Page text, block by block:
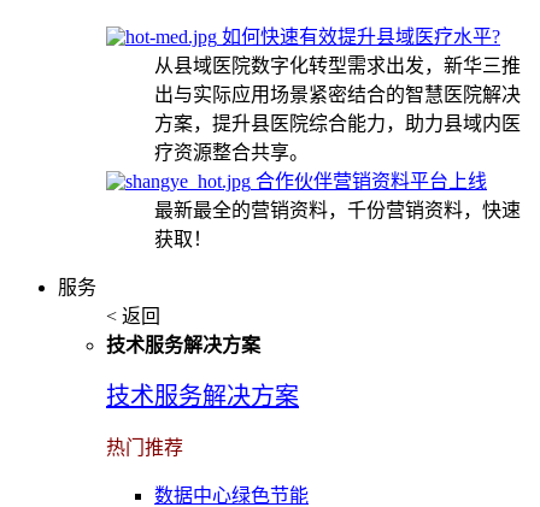
如何快速有效提升县域医疗水平?
从县域医院数字化转型需求出发，新华三推
出与实际应用场景紧密结合的智慧医院解决
方案，提升县医院综合能力，助力县域内医
疗资源整合共享。
合作伙伴营销资料平台上线
最新最全的营销资料，千份营销资料，快速
获取！
服务
< 返回
技术服务解决方案
技术服务解决方案
热门推荐
数据中心绿色节能